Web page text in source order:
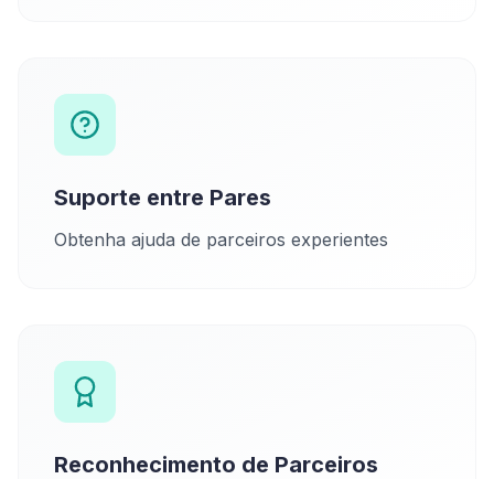
Suporte entre Pares
Obtenha ajuda de parceiros experientes
Reconhecimento de Parceiros